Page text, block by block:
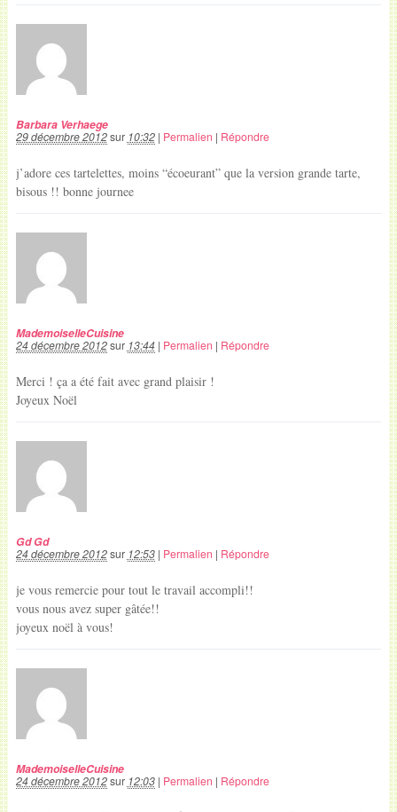
Barbara Verhaege
29 décembre 2012sur 10:32| Permalien | Répondre
j’adore ces tartelettes, moins “écoeurant” que la version grande tarte,
bisous !! bonne journee
MademoiselleCuisine
24 décembre 2012sur 13:44| Permalien | Répondre
Merci ! ça a été fait avec grand plaisir !
Joyeux Noël
Gd Gd
24 décembre 2012sur 12:53| Permalien | Répondre
je vous remercie pour tout le travail accompli!!
vous nous avez super gâtée!!
joyeux noël à vous!
MademoiselleCuisine
24 décembre 2012sur 12:03| Permalien | Répondre